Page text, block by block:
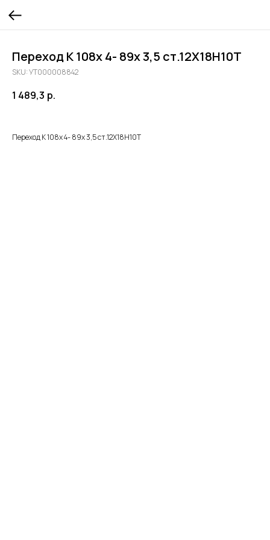
Переход К 108х 4- 89х 3,5 ст.12Х18Н10Т
SKU:УТ000008842
1 489,3 р.
Переход К 108х 4- 89х 3,5 ст.12Х18Н10Т